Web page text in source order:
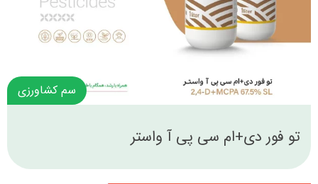
سم کشاورزی
تو فور دی+ام سی پی آ واستر